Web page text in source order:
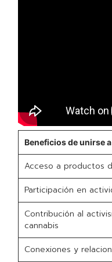
Beneficios de unirse
Acceso a productos
Participación en
Contribución al
cannabis
Conexiones y